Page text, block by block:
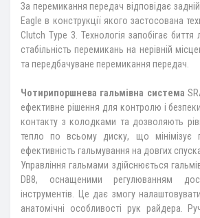
За перемикання передач відповідає
Eagle в конструкції якого застосована
Clutch Type 3. Технологія запобігає биття
стабільність перемикань на нерівній
та передбачуване перемикання передач.
Чотирипоршнева гальмівна система
ефективне рішення для контролю і
контакту з колодками та дозволяють
тепло по всьому диску, що мінімізує
ефективність гальмування на довгих
Управління гальмами здійснюється
DB8, оснащеними регулюванням
інструментів. Це дає змогу налаштовувати
анатомічні особливості рук райдера.